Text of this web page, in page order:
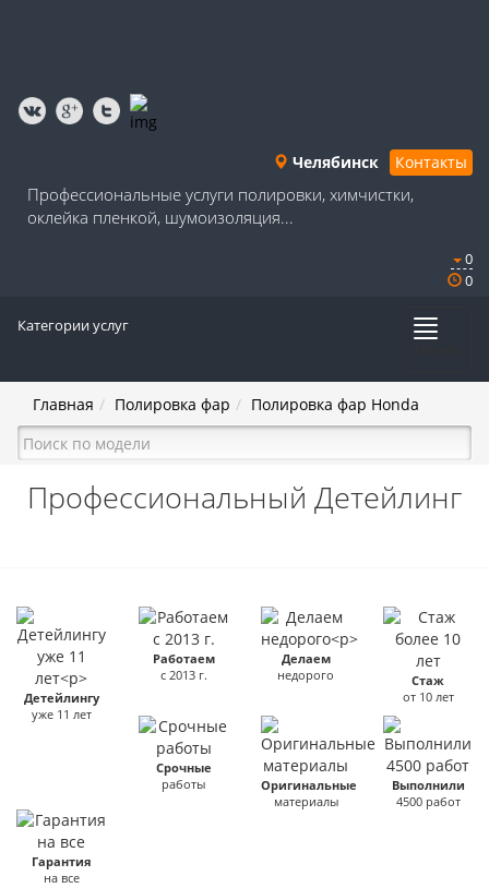
Челябинск Контакты
Профессиональные услуги полировки, химчистки,
оклейка пленкой, шумоизоляция...
0
0
Категории услуг
Главная Полировка фар Полировка фар Honda
Профессиональный Детейлинг
Детейлингу
уже 11 лет
Работаем
с 2013 г.
Делаем
недорого
Стаж
от 10 лет
Срочные
работы
Оригинальные
материалы
Выполнили
4500 работ
Гарантия
на все